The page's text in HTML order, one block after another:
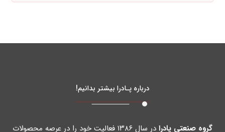
درباره پـادرا بیشتر بدانیم!
گروه صنعتی پادرا
در سال ۱۳۸۶ فعالیت خود را در عرصه محصولات